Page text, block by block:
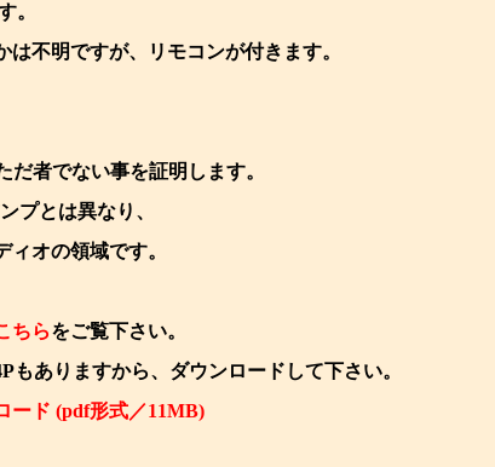
。
は不明ですが、リモコンが付きます。
だ者でない事を証明します。
プとは異なり、
ィオの領域です。
ちらをご覧下さい。
もありますから、ダウンロードして下さい。
ード (pdf形式／11MB)